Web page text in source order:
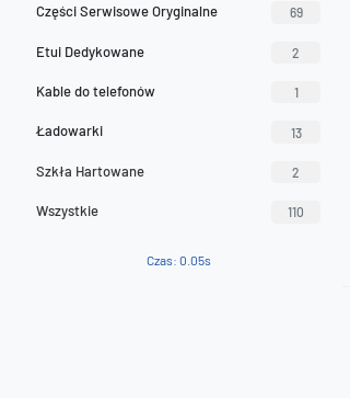
Części Serwisowe Oryginalne 69
Etui Dedykowane 2
Kable do telefonów 1
Ładowarki 13
Szkła Hartowane 2
Wszystkie 110
Czas: 0.05s